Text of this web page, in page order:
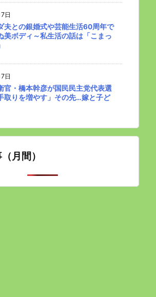
日
夫との銀婚式や芸能生活60周年で
美ボディ～私生活の話は「こまっ
日
官・橋本幹彦が国民民主党代表選
取りを増やす」その先…嫁と子ど
月間）